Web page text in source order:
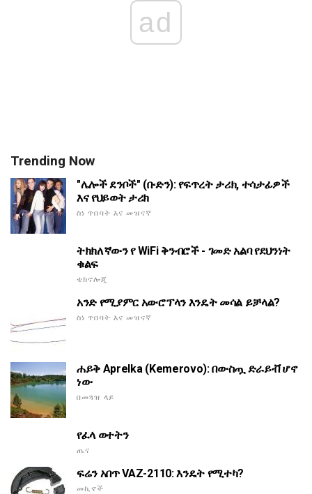
ad
Trending Now
"ሌሎች ደንቦች" (ቡድን): የፍጥረት ታሪክ, ተሳታፊዎች
እና የህይወት ታሪክ
ስነ ጥበባት እና መዝናኛ
ትክክለኛውን የ WiFi ቅንብሮች - ገመድ አልባ የደህንነት
ቁልፍ
ቴክኖሎጂ
አንድ የሚያምር አውሮፕላን እንዴት መሳል ይቻላል?
ስነ ጥበባት እና መዝናኛ
ሐይቅ Aprelka (Kemerovo): በውስጧ ድራይቭ ሆኖ
ነው
በመጓዝ ላይ
የፈላ ወተትን
ጤና
ፍሬን አበጥ VAZ-2110: እንዴት የሚተካ?
መኪኖች